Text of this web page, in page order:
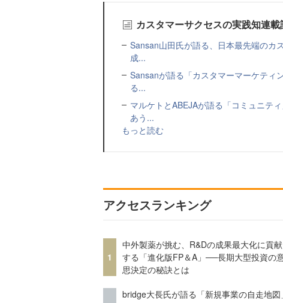
カスタマーサクセスの実践知連
Sansan山田氏が語る、日本最先端のカ
成...
Sansanが語る「カスタマーマーケティ
る...
マルケトとABEJAが語る「コミュニテ
あう...
もっと読む
アクセスランキング
1
中外製薬が挑む、R&Dの成果最大化に貢献
する「進化版FP＆A」──長期大型投資の
思決定の秘訣とは
bridge大長氏が語る「新規事業の自走地図